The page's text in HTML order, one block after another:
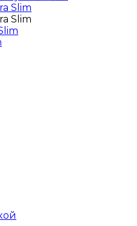
Slim
Slim